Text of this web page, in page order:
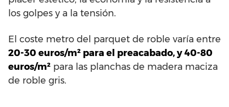
los golpes y a la tensión.
El coste metro del parquet de roble varía entre
20-30 euros/m² para el preacabado, y 40-80
euros/m² para las planchas de madera maciza
de roble gris.